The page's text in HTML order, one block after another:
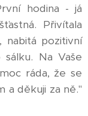
hodina - já
Přivítala
nabitá pozitivní
Na Vaše
ráda, že se
a děkuji za ně."